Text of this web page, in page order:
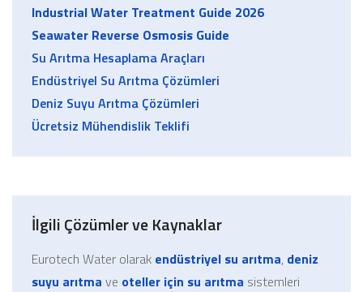
Industrial Water Treatment Guide 2026
Seawater Reverse Osmosis Guide
Su Arıtma Hesaplama Araçları
Endüstriyel Su Arıtma Çözümleri
Deniz Suyu Arıtma Çözümleri
Ücretsiz Mühendislik Teklifi
İlgili Çözümler ve Kaynaklar
Eurotech Water olarak endüstriyel su arıtma, deniz
suyu arıtma ve oteller için su arıtma sistemleri